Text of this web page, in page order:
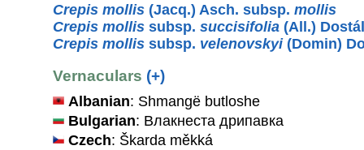
Crepis mollis (Jacq.) Asch. subsp. mollis
Crepis mollis subsp. succisifolia (All.) Dostál
Crepis mollis subsp. velenovskyi(Domin)
Vernaculars (+)
Albanian: Shmangë butloshe
Bulgarian: Влакнеста дрипавка
Czech: Škarda měkká